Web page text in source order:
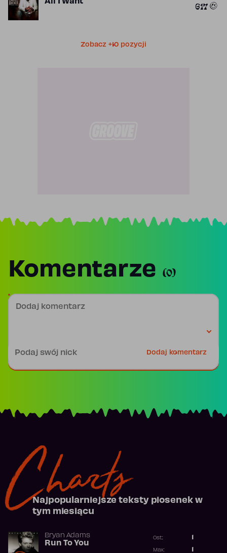
All I Want 617
Zobacz +10 pozycji
Komentarze (0)
Dodaj komentarz
Dodaj komentarz
Charts
Najpopularniejsze teksty piosenek w
tym miesiącu
Bryan Adams
Run To You
Ost.:
Max: